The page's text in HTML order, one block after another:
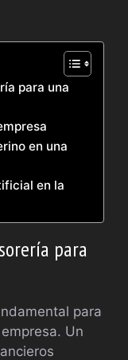
para una
en una
en la
para
para
Un